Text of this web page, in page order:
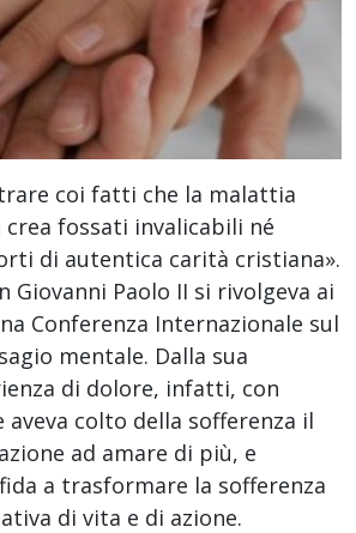
coi fatti che la malattia
fossati invalicabili né
di autentica carità cristiana».
Giovanni Paolo II si rivolgeva ai
Conferenza Internazionale sul
mentale. Dalla sua
di dolore, infatti, con
aveva colto della sofferenza il
ad amare di più, e
a trasformare la sofferenza
di vita e di azione.